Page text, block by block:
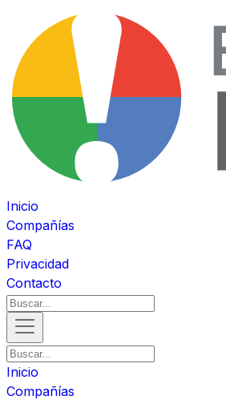
Inicio
Compañías
FAQ
Privacidad
Contacto
Inicio
Compañías